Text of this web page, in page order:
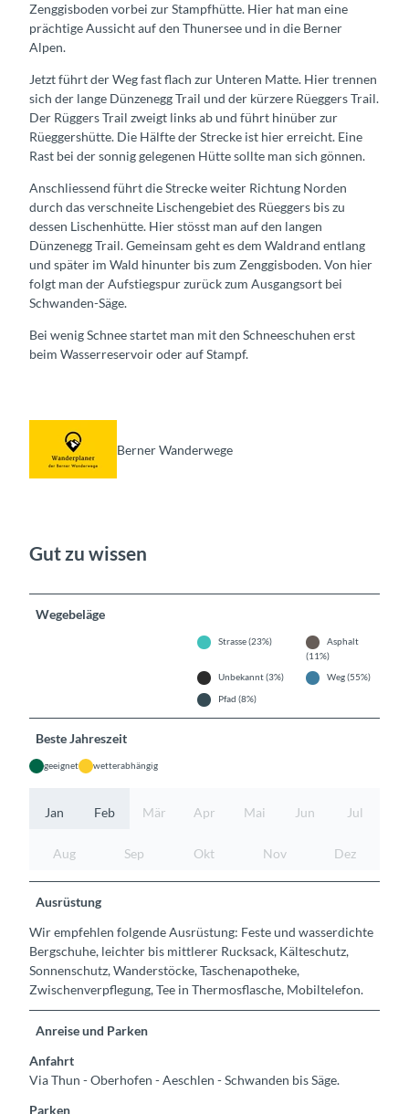
Zenggisboden vorbei zur Stampfhütte. Hier hat man eine
prächtige Aussicht auf den Thunersee und in die Berner
Alpen.
Jetzt führt der Weg fast flach zur Unteren Matte. Hier trennen
sich der lange Dünzenegg Trail und der kürzere Rüeggers Trail.
Der Rüggers Trail zweigt links ab und führt hinüber zur
Rüeggershütte. Die Hälfte der Strecke ist hier erreicht. Eine
Rast bei der sonnig gelegenen Hütte sollte man sich gönnen.
Anschliessend führt die Strecke weiter Richtung Norden
durch das verschneite Lischengebiet des Rüeggers bis zu
dessen Lischenhütte. Hier stösst man auf den langen
Dünzenegg Trail. Gemeinsam geht es dem Waldrand entlang
und später im Wald hinunter bis zum Zenggisboden. Von hier
folgt man der Aufstiegspur zurück zum Ausgangsort bei
Schwanden-Säge.
Bei wenig Schnee startet man mit den Schneeschuhen erst
beim Wasserreservoir oder auf Stampf.
Berner Wanderwege
Gut zu wissen
Wegebeläge
Strasse (23%)
Asphalt
(11%)
Unbekannt (3%)
Weg (55%)
Pfad (8%)
Beste Jahreszeit
geeignet wetterabhängig
Jan Feb Mär Apr Mai Jun Jul
Aug Sep Okt Nov Dez
Ausrüstung
Wir empfehlen folgende Ausrüstung: Feste und wasserdichte
Bergschuhe, leichter bis mittlerer Rucksack, Kälteschutz,
Sonnenschutz, Wanderstöcke, Taschenapotheke,
Zwischenverpflegung, Tee in Thermosflasche, Mobiltelefon.
Anreise und Parken
Anfahrt
Via Thun - Oberhofen - Aeschlen - Schwanden bis Säge.
Parken